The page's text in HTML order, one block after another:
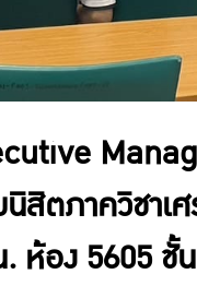
สิตภาควิชา
ห้อง 5605